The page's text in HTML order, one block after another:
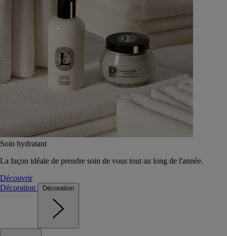
Soin hydratant
La façon idéale de prendre soin de vous tout au long de l'année.
Découvrir
Décoration
Décoration